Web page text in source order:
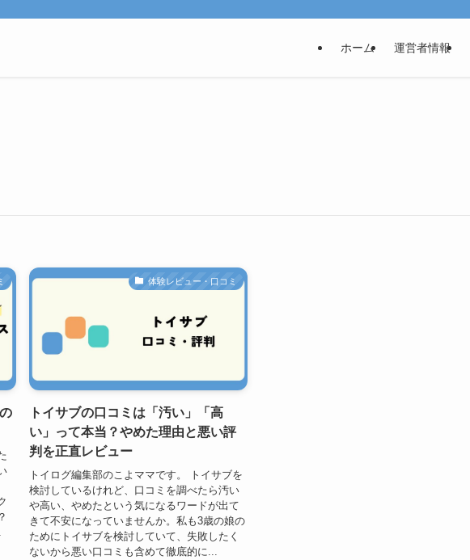
ホーム 運営者情報
体験レビュー・口コミ
トイサブの口コミは「汚い」「高
い」って本当？やめた理由と悪い評
判を正直レビュー
トイログ編集部のこよママです。 トイサブを
検討しているけれど、口コミを調べたら汚い
や高い、やめたという気になるワードが出て
きて不安になっていませんか。私も3歳の娘の
ためにトイサブを検討していて、失敗したく
ないから悪い口コミも含めて徹底的に...